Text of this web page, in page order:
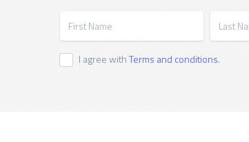
I agree withTerms and conditions.